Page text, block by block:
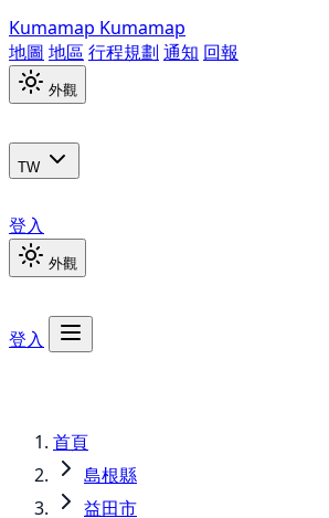
Kumamap Kumamap
地圖 地區 行程規劃 通知 回報
外觀
TW
登入
外觀
登入
首頁
島根縣
益田市